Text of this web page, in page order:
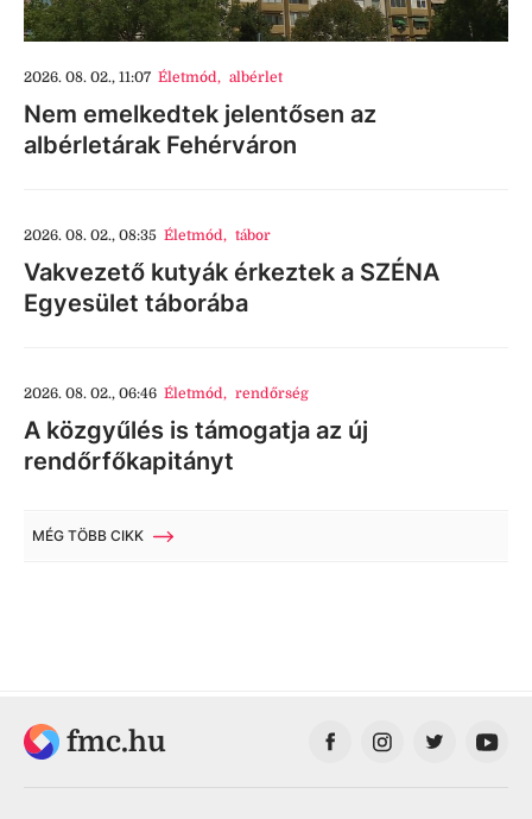
2026. 08. 02., 11:07 Életmód, albérlet
Nem emelkedtek jelentősen az
albérletárak Fehérváron
2026. 08. 02., 08:35 Életmód, tábor
Vakvezető kutyák érkeztek a SZÉNA
Egyesület táborába
2026. 08. 02., 06:46 Életmód, rendőrség
A közgyűlés is támogatja az új
rendőrfőkapitányt
MÉG TÖBB CIKK
fmc.hu